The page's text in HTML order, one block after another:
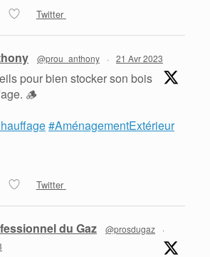
Twitter
@prou_anthony · 21 Avr 2023
pour bien stocker son bois
🪵
#AménagementExtérieur
Twitter
du Gaz @prosdugaz
·